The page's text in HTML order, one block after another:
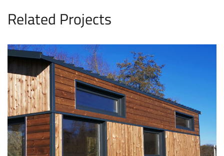
Related Projects
Hobo Tiny House Transport